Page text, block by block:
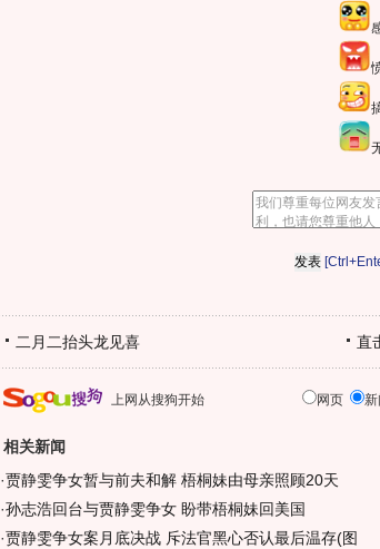
二月二抬头龙见喜 直
上网从搜狗开始 网页 新
相关新闻
·贾静雯争女暂与前夫和解 梧桐妹由母亲照顾20天
·孙志浩回台与贾静雯争女 盼带梧桐妹回美国
·贾静雯争女案月底决战 斥法官黑心否认最后温存(图